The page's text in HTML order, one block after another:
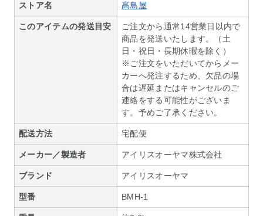
ストア名 髙島屋
このアイテムの発送目安
ご注文から通常14営業日以内で
商品を発送いたします。（土
日・祝日・長期休暇を除く）
※ご注文をいただいてからメー
カーへ発注するため、欠品の場
合は遅延またはキャンセルのご
連絡をする可能性がございま
す。予めご了承ください。
配送方法 宅配便
メーカー／製造者 アイリスオーヤマ株式会社
ブランド アイリスオーヤマ
型番 BMH-1